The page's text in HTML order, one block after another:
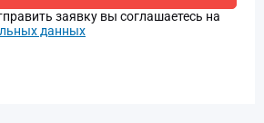
заявку вы соглашаетесь на
данных